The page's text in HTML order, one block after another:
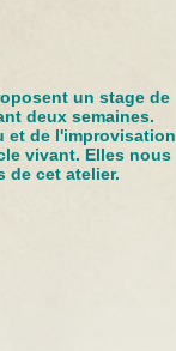
un stage de
deux semaines.
et de l'improvisation
vivant. Elles nous
de cet atelier.